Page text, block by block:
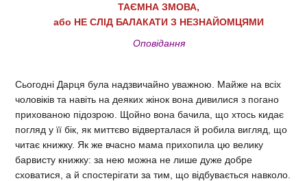
ТАЄМНА ЗМОВА,
або НЕ СЛІД БАЛАКАТИ З НЕЗНАЙОМЦЯМИ
Оповідання
Сьогодні Дарця була надзвичайно уважною. Майже на всіх
чоловіків та навіть на деяких жінок вона дивилися з погано
прихованою підозрою. Щойно вона бачила, що хтось кидає
погляд у її бік, як миттєво відверталася й робила вигляд, що
читає книжку. Як же вчасно мама прихопила цю велику
барвисту книжку: за нею можна не лише дуже добре
сховатися, а й спостерігати за тим, що відбувається навколо.